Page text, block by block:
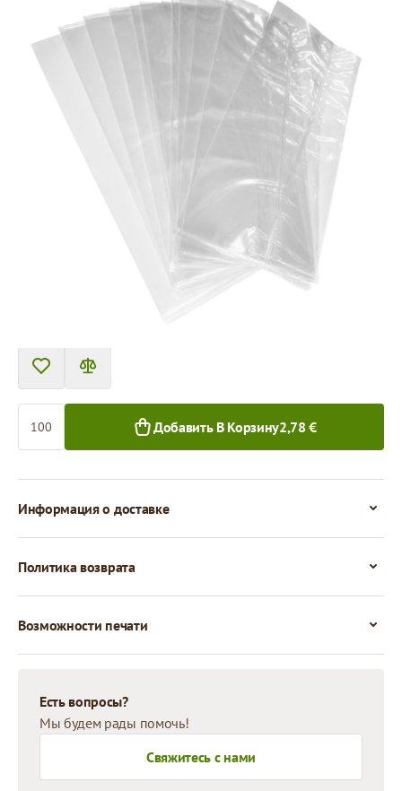
складки
Код товара:
Размер:
Tовар можно получить в пункте выдачи.
2,06 €
Добавить В Корзину2,78 €
Информация о доставке
Политика возврата
Возможности печати
Есть вопросы?
Мы будем рады помочь!
Свяжитесь с нами